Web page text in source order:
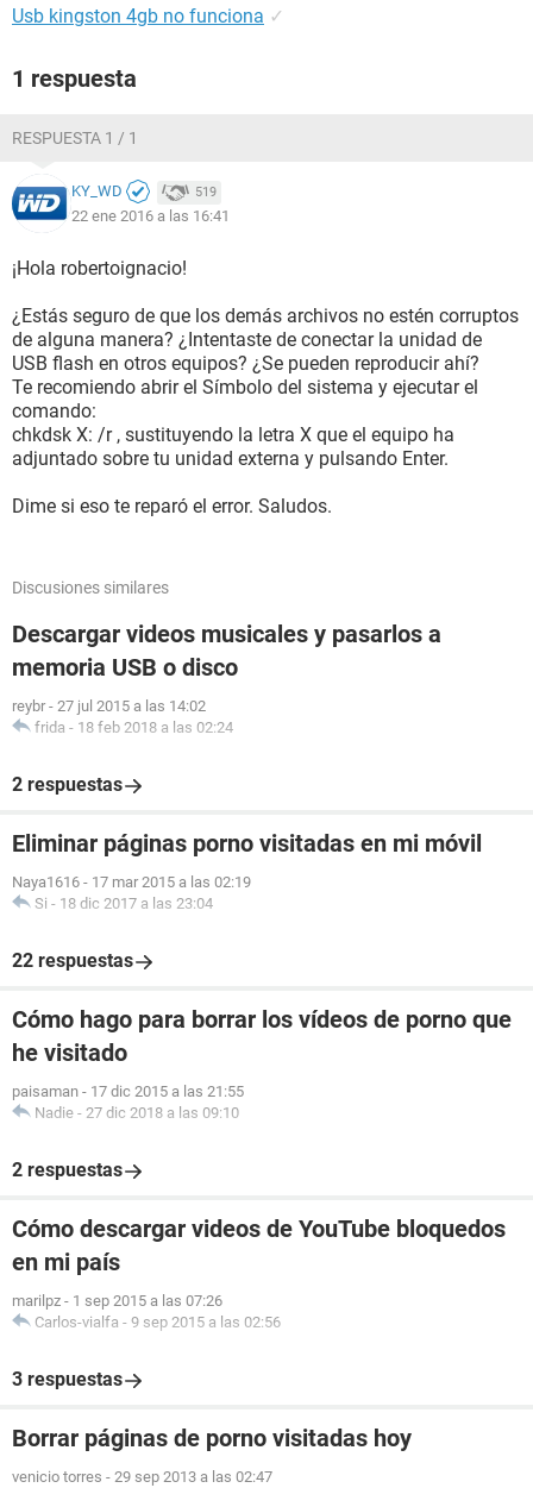
Usb kingston 4gb no funciona ✓
1 respuesta
RESPUESTA 1 / 1
KY_WD 519
22 ene 2016 a las 16:41
¡Hola robertoignacio!
¿Estás seguro de que los demás archivos no estén corruptos
de alguna manera? ¿Intentaste de conectar la unidad de
USB flash en otros equipos? ¿Se pueden reproducir ahí?
Te recomiendo abrir el Símbolo del sistema y ejecutar el
comando:
chkdsk X: /r , sustituyendo la letra X que el equipo ha
adjuntado sobre tu unidad externa y pulsando Enter.
Dime si eso te reparó el error. Saludos.
Discusiones similares
Descargar videos musicales y pasarlos a
memoria USB o disco
reybr - 27 jul 2015 a las 14:02
frida - 18 feb 2018 a las 02:24
2 respuestas
Eliminar páginas porno visitadas en mi móvil
Naya1616 - 17 mar 2015 a las 02:19
Si - 18 dic 2017 a las 23:04
22 respuestas
Cómo hago para borrar los vídeos de porno que
he visitado
paisaman - 17 dic 2015 a las 21:55
Nadie - 27 dic 2018 a las 09:10
2 respuestas
Cómo descargar videos de YouTube bloquedos
en mi país
marilpz - 1 sep 2015 a las 07:26
Carlos-vialfa - 9 sep 2015 a las 02:56
3 respuestas
Borrar páginas de porno visitadas hoy
venicio torres - 29 sep 2013 a las 02:47